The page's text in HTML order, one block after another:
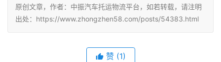
原创文章，作者：中振汽车托运物流平台，如若转载，请注明
出处：https://www.zhongzhen58.com/posts/54383.html
赞 (1)